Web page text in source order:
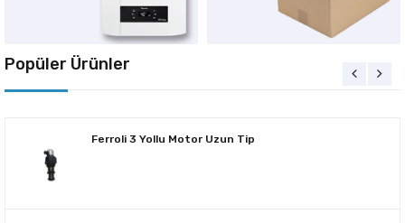
Popüler Ürünler
Ferroli 3 Yollu Motor Uzun Tip